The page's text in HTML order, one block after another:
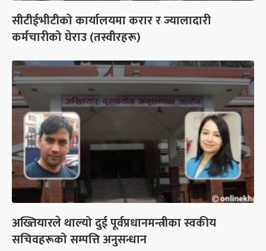
सीटीईभीटीको कार्यालयमा करार र ज्यालादारी
कर्मचारीको घेराउ (तस्वीरहरू)
अख्तियारले थाल्यो दुई पूर्वप्रधानमन्त्रीका स्वकीय
सचिवहरूको सम्पत्ति अनुसन्धान